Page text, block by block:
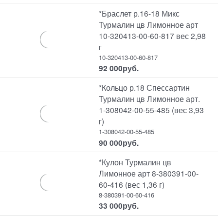
*Браслет р.16-18 Микс
Турмалин цв Лимонное арт
10-320413-00-60-817 вес 2,98
г
10-320413-00-60-817
92 000руб.
*Кольцо р.18 Спессартин
Турмалин цв Лимонное арт.
1-308042-00-55-485 (вес 3,93
г)
1-308042-00-55-485
90 000руб.
*Кулон Турмалин цв
Лимонное арт 8-380391-00-
60-416 (вес 1,36 г)
8-380391-00-60-416
33 000руб.